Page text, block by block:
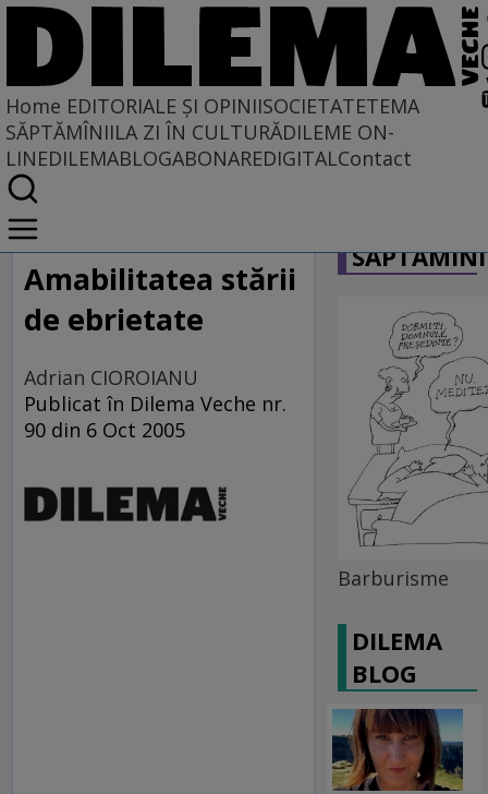
Home EDITORIALE ȘI OPINIISOCIETATETEMA
SĂPTĂMÎNIILA ZI ÎN CULTURĂDILEME ON-
LINEDILEMABLOGABONAREDIGITALContact
Home
EDITORIALE ȘI OPINII
TÎLC SHOW
Amabilitatea stării
de ebrietate
Adrian CIOROIANU
Publicat în Dilema Veche nr.
90 din 6 Oct 2005
Barburisme
DILEMA
BLOG